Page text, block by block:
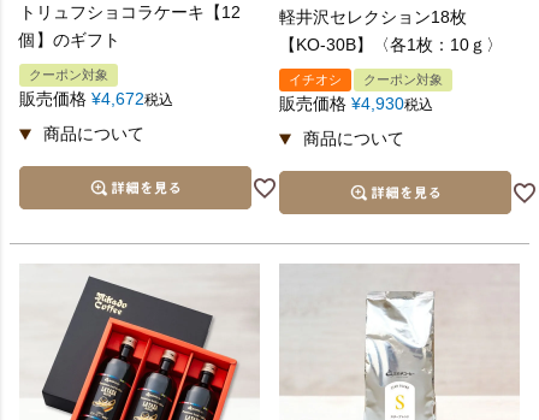
トリュフショコラケーキ【12
個】のギフト
クーポン対象
販売価格 ¥4,672税込
軽井沢セレクション18枚
【KO-30B】〈各1枚：10ｇ〉
イチオシ クーポン対象
販売価格 ¥4,930税込